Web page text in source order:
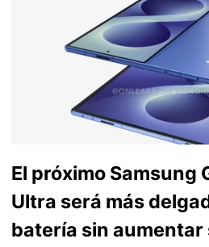
El próximo Samsung
Ultra será más
batería sin aumentar